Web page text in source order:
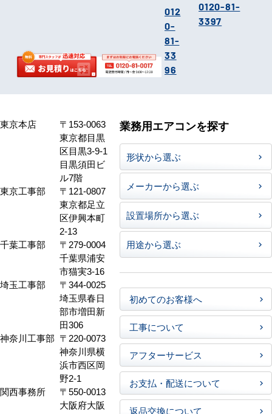
012
0-
81-
33
96
0120-81-
3397
東京本店
〒153-0063
東京都目黒
区目黒3-9-1
目黒須田ビ
ル7階
東京工事部
〒121-0807
東京都足立
区伊興本町
2-13
千葉工事部
〒279-0004
千葉県浦安
市猫実3-16
埼玉工事部
〒344-0025
埼玉県春日
部市増田新
田306
神奈川工事部 〒220-0073
神奈川県横
浜市西区岡
野2-1
関西事務所
〒550-0013
大阪府大阪
業務用エアコンを探す
形状から選ぶ
メーカーから選ぶ
設置場所から選ぶ
用途から選ぶ
初めてのお客様へ
工事について
アフターサービス
お支払・配送について
返品交換について